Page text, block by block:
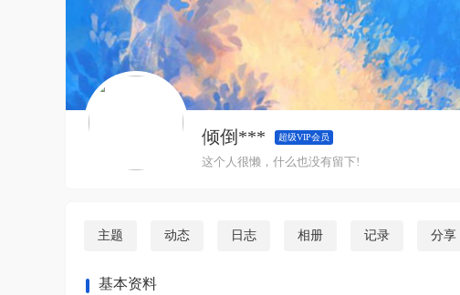
学
倾倒*** 超级VIP会员
这个人很懒，什么也没有留下!
主题 动态 日志 相册 记录 分享
基本资料